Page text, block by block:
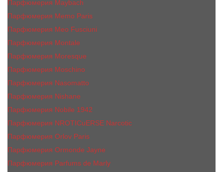
Парфюмерия Maybach
Парфюмерия Memo Paris
Парфюмерия Meo Fusciuni
Парфюмерия Montale
Парфюмерия Moresque
Парфюмерия Moschino
Парфюмерия Nasomatto
Парфюмерия Nishane
Парфюмерия Nobile 1942
Парфюмерия NROTICuERSE Narcotic
Парфюмерия Orlov Paris
Парфюмерия Ormonde Jayne
Парфюмерия Parfums de Marly